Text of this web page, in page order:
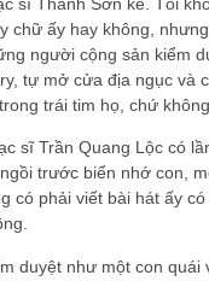
chữ ấy hay không,
người cộng sản kiểm
tự mở cửa địa ngục và
trái tim họ, chứ
sĩ Trần Quang Lộc có
trước biển nhớ con,
có phải viết bài hát ấy
duyệt như một con